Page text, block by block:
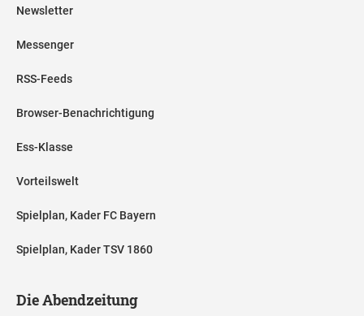
Newsletter
Messenger
RSS-Feeds
Browser-Benachrichtigung
Ess-Klasse
Vorteilswelt
Spielplan, Kader FC Bayern
Spielplan, Kader TSV 1860
Die Abendzeitung